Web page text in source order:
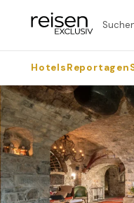
HotelsReportagen